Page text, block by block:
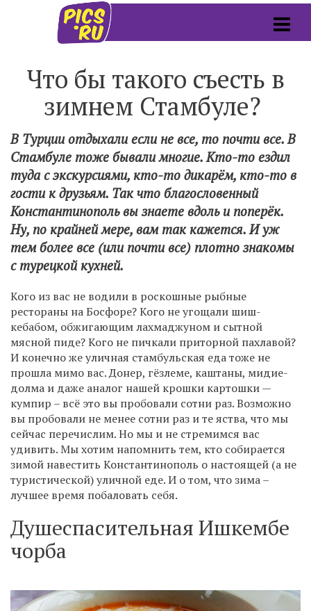
Что бы такого съесть в
зимнем Стамбуле?
В Турции отдыхали если не все, то почти все. В
Стамбуле тоже бывали многие. Кто-то ездил
туда с экскурсиями, кто-то дикарём, кто-то в
гости к друзьям. Так что благословенный
Константинополь вы знаете вдоль и поперёк.
Ну, по крайней мере, вам так кажется. И уж
тем более все (или почти все) плотно знакомы
с турецкой кухней.
Кого из вас не водили в роскошные рыбные
рестораны на Босфоре? Кого не угощали шиш-
кебабом, обжигающим лахмаджуном и сытной
мясной пиде? Кого не пичкали приторной пахлавой?
И конечно же уличная стамбульская еда тоже не
прошла мимо вас. Донер, гёзлеме, каштаны, мидие-
долма и даже аналог нашей крошки картошки —
кумпир – всё это вы пробовали сотни раз. Возможно
вы пробовали не менее сотни раз и те яства, что мы
сейчас перечислим. Но мы и не стремимся вас
удивить. Мы хотим напомнить тем, кто собирается
зимой навестить Константинополь о настоящей (а не
туристической) уличной еде. И о том, что зима –
лучшее время побаловать себя.
Душеспасительная Ишкембе
чорба